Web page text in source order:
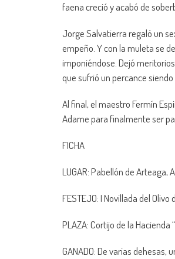
faena creció y acabó de
Jorge Salvatierra regaló un
empeño. Y con la muleta se
imponiéndose. Dejó
que sufrió un percance
Al final, el maestro Fermín
Adame para finalmente ser
FICHA
LUGAR: Pabellón de Arteaga,
FESTEJO: I Novillada del
PLAZA: Cortijo de la Hacienda
GANADO: De varias dehesas,